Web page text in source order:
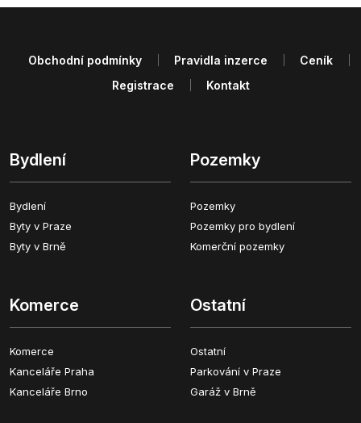
Bydlení
Bydlení
Byty v Praze
Byty v Brně
Pozemky
Pozemky
Pozemky pro bydlení
Komerční pozemky
Komerce
Komerce
Kanceláře Praha
Kanceláře Brno
Ostatní
Ostatní
Parkování v Praze
Garáž v Brně
Obchodní podmínky Pravidla inzerce
Ceník
Registrace
Kontakt